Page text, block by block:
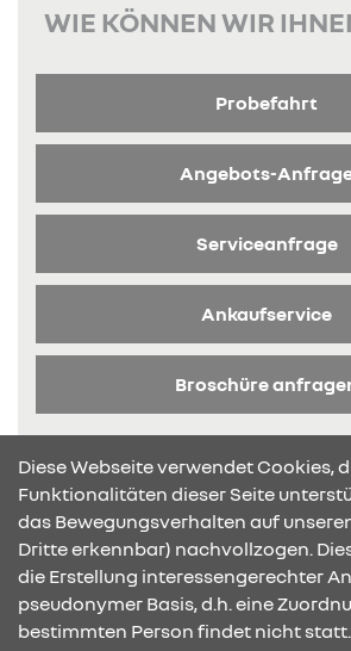
WIE KÖNNEN WIR
Probefahrt
Angebots-
Serviceanfrage
Ankaufservice
Broschüre
KONTAKT & ANFAHRT
Diese Webseite verwendet Cookies,
Funktionalitäten dieser Seite
das Bewegungsverhalten auf
Dritte erkennbar) nachvollzogen.
die Erstellung interessengerechter
pseudonymer Basis, d.h. eine
bestimmten Person findet nicht